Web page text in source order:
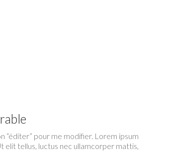
“éditer” pour me modifier. Lorem ipsum
elit tellus, luctus nec ullamcorper mattis,